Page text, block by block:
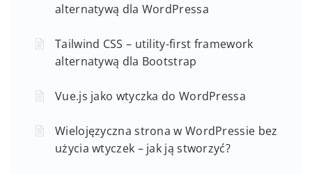
alternatywą dla WordPressa
Tailwind CSS – utility-first framework
alternatywą dla Bootstrap
Vue.js jako wtyczka do WordPressa
Wielojęzyczna strona w WordPressie bez
użycia wtyczek – jak ją stworzyć?